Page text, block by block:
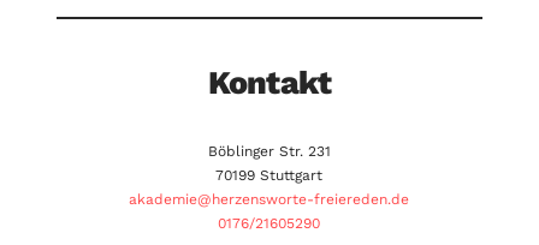
Kontakt
Böblinger Str. 231
70199 Stuttgart
akademie@herzensworte-freiereden.de
0176/21605290